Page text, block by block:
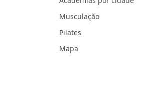
Musculação
Pilates
Mapa